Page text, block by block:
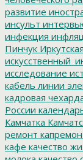
развитие
инсульт
инфекция
Пинчук
исследование
кабель линии
кадровая
России
Камчатка
ремонт
кафе качество